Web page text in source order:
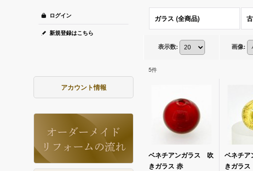
ログイン
新規登録はこちら
アカウント情報
ガラス (全商品)
表示数: 画像:
5件
ベネチアンガラス 吹
きガラス 赤
ベネチ
きガラ